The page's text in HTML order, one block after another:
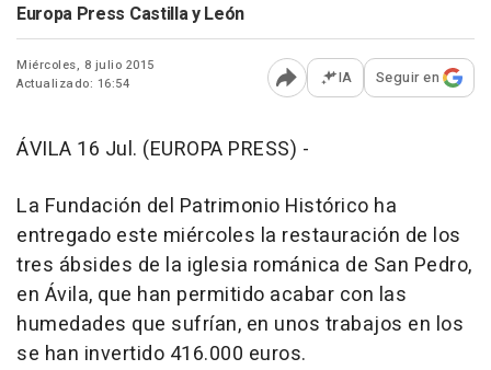
Europa Press Castilla y León
Miércoles, 8 julio 2015
Actualizado: 16:54
Abrir opciones para
IA Seguir en
ÁVILA 16 Jul. (EUROPA PRESS) -
La Fundación del Patrimonio Histórico ha
entregado este miércoles la restauración de los
tres ábsides de la iglesia románica de San Pedro,
en Ávila, que han permitido acabar con las
humedades que sufrían, en unos trabajos en los
se han invertido 416.000 euros.